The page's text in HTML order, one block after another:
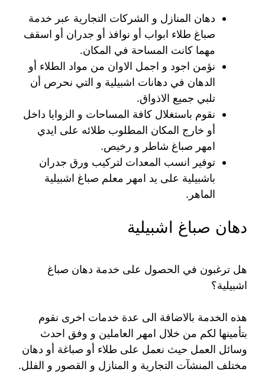
دهان المنازل و الشركات التجارية عبر خدمة
صباغ طلاء ابواب أو نوافذ أو جدران أو اسقف
مهما كانت المساحة في المكان.
نؤمن اجود و اجمل الاوان من مواد الطلاء أو
الدهان في دهانات اشبيلية و التي نحرص أن
تلبي جميع الاذواق.
نقوم باستغلال كافة المساحات و الزوايا داخل
أو خارج المكان المطلوب طلائه على ايدي
امهر صباغ شاطر و رخيص.
توفير انسب المعدات لتركيب ورق جدران
باشبيلية على يد امهر معلم صباغ اشبيلية
الماهر.
دهان صباغ اشبيلية
هل ترغبون في الحصول على خدمة دهان صباغ
اشبيلية؟
هذه الخدمة بالاضافة الى عدة خدمات اخرى نقوم
بتأمينها لكم من خلال امهر العاملين و وفق احدث
وسائل العمل حيث نعمل على طلاء أو صباغة أو دهان
مختلف المنشآت التجارية و المنازل و القصور و الفلل.